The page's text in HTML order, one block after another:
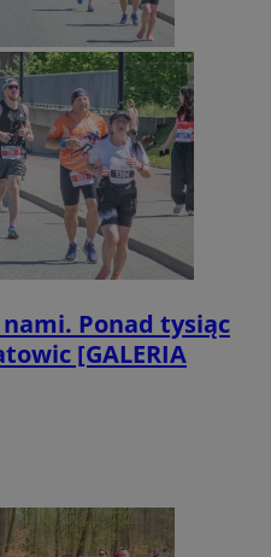
nami. Ponad tysiąc
[GALERIA